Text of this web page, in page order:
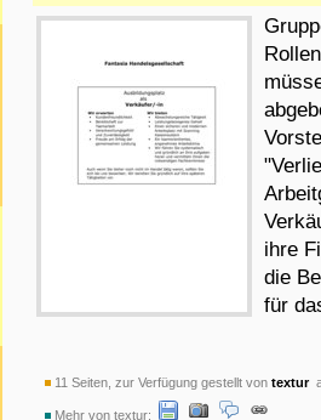
ihre
die
für
11 Seiten, zur Verfügung gestellt von textur
Mehr von textur: